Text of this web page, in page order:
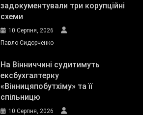
задокументували три корупційні
схеми
10 Серпня, 2026
Павло Сидорченко
На Вінниччині судитимуть
ексбухгалтерку
«Вінницяпобутхіму» та її
спільницю
10 Серпня, 2026